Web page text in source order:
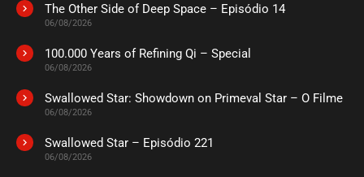
The Other Side of Deep Space – Episódio 14
06/08/2026
100.000 Years of Refining Qi – Special
06/08/2026
Swallowed Star: Showdown on Primeval Star – O Filme
06/08/2026
Swallowed Star – Episódio 221
06/08/2026